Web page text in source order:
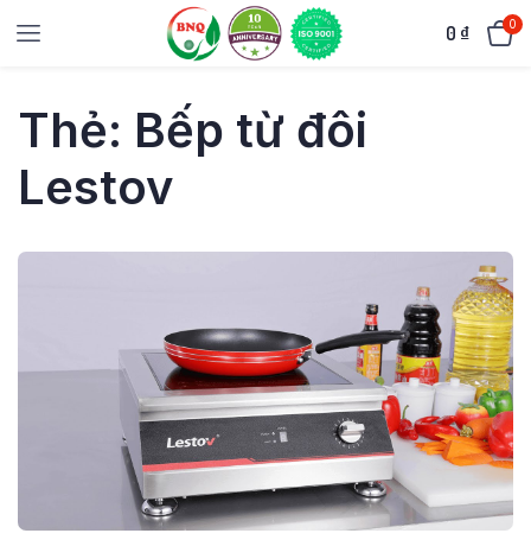
0 ₫ 0
Thẻ: Bếp từ đôi
Lestov